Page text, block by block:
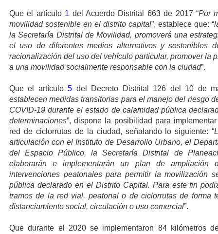
Que el artículo 1 del Acuerdo Distrital 663 de 2017 “Por
movilidad sostenible en el distrito capital”, establece que: “
la Secretaría Distrital de Movilidad, promoverá una
el uso de diferentes medios alternativos y sostenibles
racionalización del uso del vehículo particular, promover la
a una movilidad socialmente responsable con la ciudad”.
Que el artículo5 del Decreto Distrital 126 del 10 de
establecen medidas transitorias para el manejo del riesgo
COVID-19 durante el estado de calamidad pública
determinaciones”, dispone la posibilidad para
red de ciclorrutas de la ciudad, señalando lo siguiente: “
articulación con el Instituto de Desarrollo Urbano, el
del Espacio Público, la Secretaría Distrital de
elaborarán e implementarán un plan de
intervenciones peatonales para permitir la movilización
pública declarado en el Distrito Capital. Para este fin
tramos de la red vial, peatonal o de ciclorrutas de forma
distanciamiento social, circulación o uso comercial”.
Que durante el 2020 se implementaron 84 kilómetros